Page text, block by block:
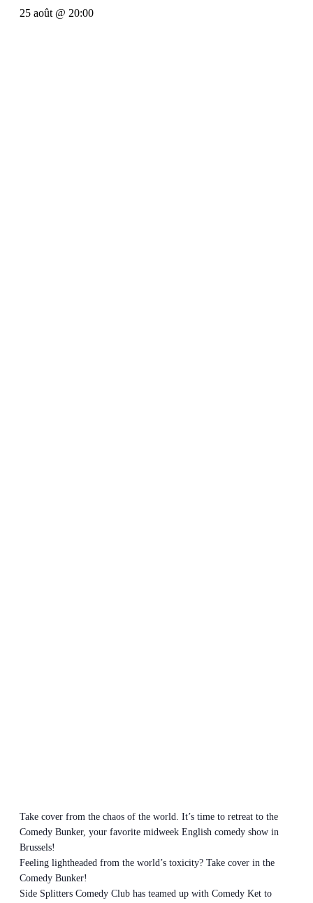
25 août @ 20:00
Take cover from the chaos of the world. It’s time to retreat to the
Comedy Bunker, your favorite midweek English comedy show in
Brussels!
Feeling lightheaded from the world’s toxicity? Take cover in the
Comedy Bunker!
Side Splitters Comedy Club has teamed up with Comedy Ket to